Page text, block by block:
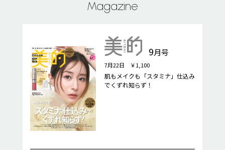
Magazine
9月号
7月22日 ￥1,100
肌もメイクも「スタミナ」仕込み
でくずれ知らず！